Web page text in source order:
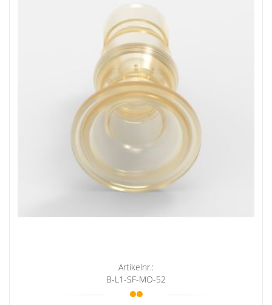
Artikelnr.:
B-L1-SF-MO-52